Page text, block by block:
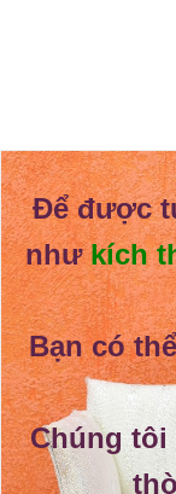
Để được
nhưkích
Bạn có
Chúng tôi